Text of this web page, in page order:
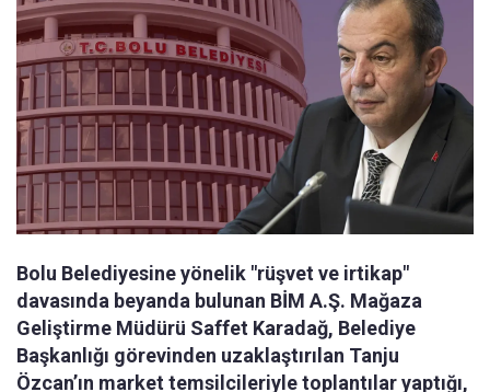
Bolu Belediyesine yönelik "rüşvet ve irtikap"
davasında beyanda bulunan BİM A.Ş. Mağaza
Geliştirme Müdürü Saffet Karadağ, Belediye
Başkanlığı görevinden uzaklaştırılan Tanju
Özcan’ın market temsilcileriyle toplantılar yaptığı,